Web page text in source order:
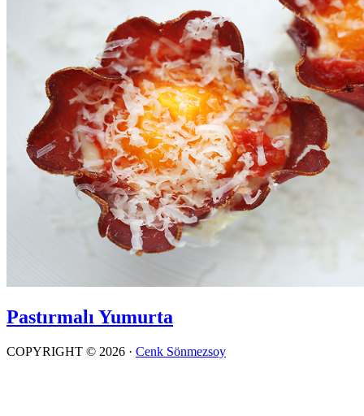
Pastırmalı Yumurta
COPYRIGHT © 2026 · Cenk Sönmezsoy